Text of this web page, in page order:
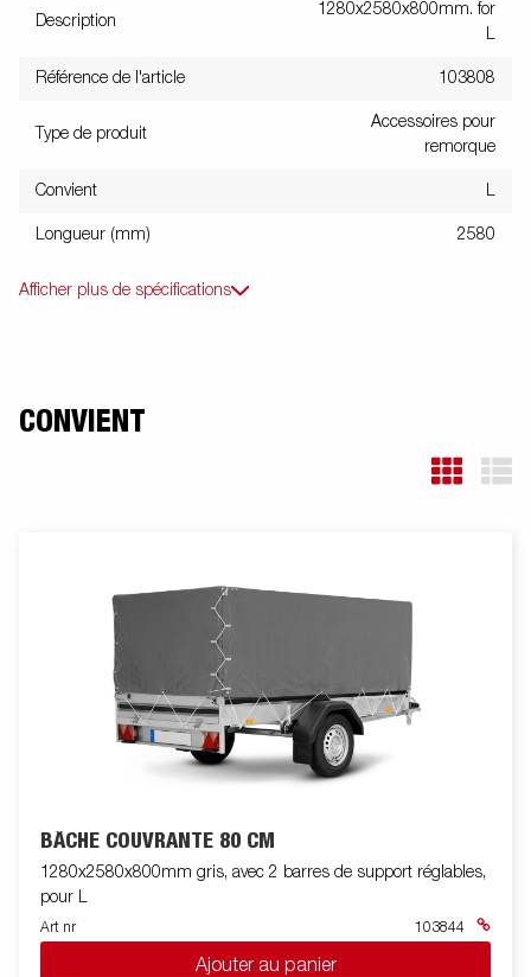
Description
1280x2580x800mm. for
L
Référence de l'article 103808
Type de produit
Accessoires pour
remorque
Convient L
Longueur (mm) 2580
Afficher plus de spécifications
CONVIENT
BÂCHE COUVRANTE 80 CM
1280x2580x800mm gris, avec 2 barres de support réglables,
pour L
Art nr 103844
Ajouter au panier